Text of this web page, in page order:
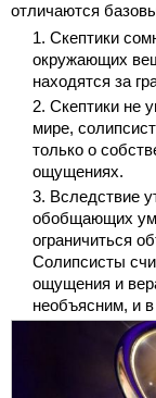
отличаются
Скептики
окружающих
находятся за
Скептики не
мире,
только о
ощущениях.
Вследствие
обобщающих
ограничиться
Солипсисты
ощущения и
необъясним, и